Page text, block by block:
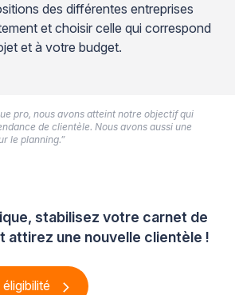
des différentes entreprises
et choisir celle qui correspond
et à votre budget.
stabilisez votre carnet de
attirez une nouvelle clientèle !
pro, nous avons atteint notre objectif qui
de clientèle. Nous avons aussi une
le planning.”